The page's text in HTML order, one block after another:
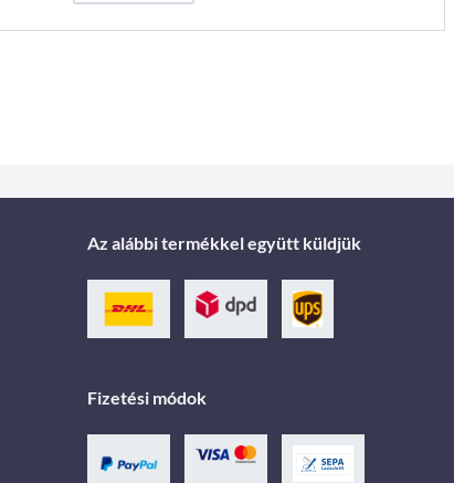
Az alábbi termékkel együtt küldjük
Fizetési módok